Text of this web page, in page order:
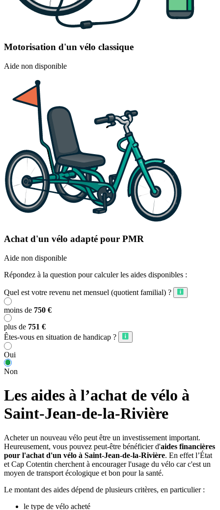
Motorisation d'un vélo classique
Aide non disponible
Achat d'un vélo adapté pour PMR
Aide non disponible
Répondez à la question pour calculer les aides disponibles :
Quel est votre revenu net mensuel (quotient familial) ?
moins de 750 €
plus de 751 €
Êtes-vous en situation de handicap ?
Oui
Non
Les aides à l’achat de vélo à
Saint-Jean-de-la-Rivière
Acheter un nouveau vélo peut être un investissement important.
Heureusement, vous pouvez peut-être bénéficier d'aides financières
pour l'achat d'un vélo à Saint-Jean-de-la-Rivière. En effet l’État
et Cap Cotentin cherchent à encourager l'usage du vélo car c'est un
moyen de transport écologique et bon pour la santé.
Le montant des aides dépend de plusieurs critères, en particulier :
le type de vélo acheté